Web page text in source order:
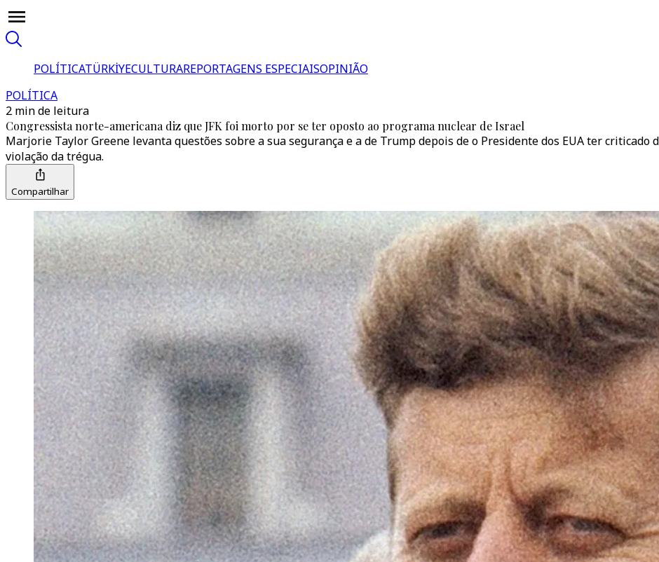
POLÍTICATÜRKİYECULTURAREPORTAGENS ESPECIAISOPINIÃO
POLÍTICA
2 min de leitura
Congressista norte-americana diz que JFK foi morto por se ter oposto ao programa nuclear de Israel
Marjorie Taylor Greene levanta questões sobre a sua segurança e a de Trump depois de o Presidente dos EUA ter
violação da trégua.
Compartilhar